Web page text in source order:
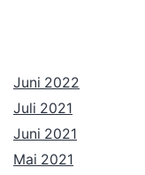
Juni 2022
Juli 2021
Juni 2021
Mai 2021